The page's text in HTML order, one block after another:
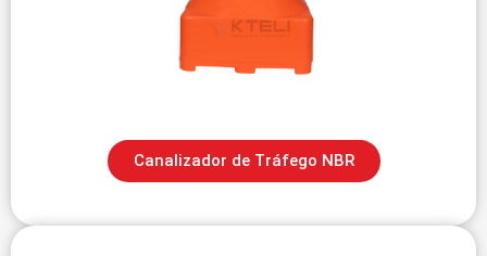
Canalizador de Tráfego NBR